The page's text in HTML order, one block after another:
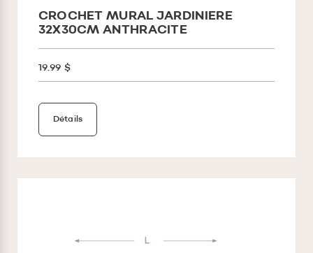
CROCHET MURAL JARDINIERE
32X30CM ANTHRACITE
19.99 $
Détails